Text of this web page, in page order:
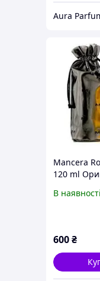
Mancera
120 ml
В наявності
600₴